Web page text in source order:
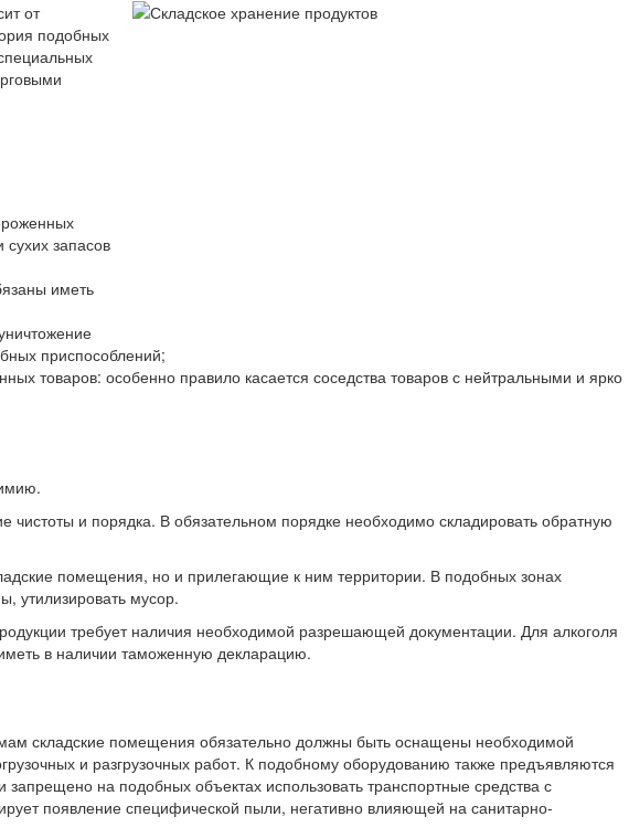
от
подобных
запасов
иметь
приспособлений;
товаров: особенно правило касается соседства товаров с нейтральными и ярко
и порядка. В обязательном порядке необходимо складировать обратную
помещения, но и прилегающие к ним территории. В подобных зонах
утилизировать мусор.
требует наличия необходимой разрешающей документации. Для алкоголя
в наличии таможенную декларацию.
складские помещения обязательно должны быть оснащены необходимой
и разгрузочных работ. К подобному оборудованию также предъявляются
запрещено на подобных объектах использовать транспортные средства с
появление специфической пыли, негативно влияющей на санитарно-